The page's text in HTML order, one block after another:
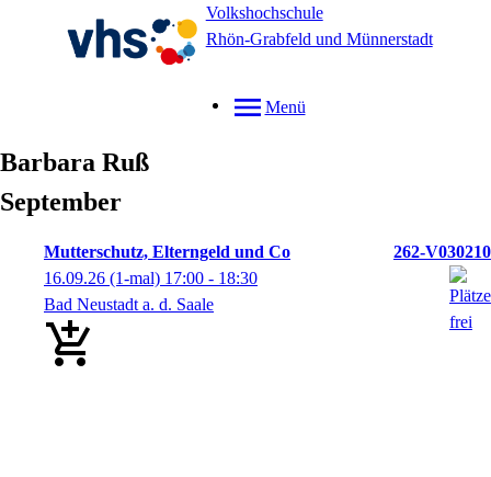
Volkshochschule
Rhön-Grabfeld und Münnerstadt
Menü
Barbara Ruß
September
Mutterschutz, Elterngeld und Co
262-V030210
16.09.26 (1-mal) 17:00 - 18:30
Bad Neustadt a. d. Saale